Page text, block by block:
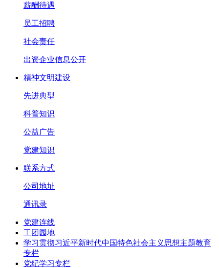
薪酬待遇
员工招聘
社会责任
出资企业信息公开
精神文明建设
先进典型
科普知识
公益广告
党建知识
联系方式
公司地址
通讯录
党建连线
工团园地
学习贯彻习近平新时代中国特色社会主义思想主题教育
专栏
党纪学习专栏